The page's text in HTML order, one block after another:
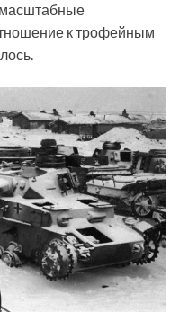
масштабные
к трофейным